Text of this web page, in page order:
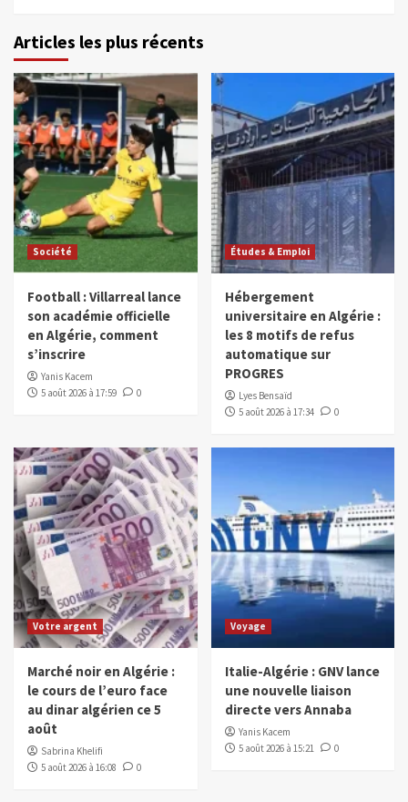
Articles les plus récents
Société
Football : Villarreal lance
son académie officielle
en Algérie, comment
s’inscrire
Yanis Kacem
5 août 2026 à 17:59
0
Études & Emploi
Hébergement
universitaire en Algérie :
les 8 motifs de refus
automatique sur
PROGRES
Lyes Bensaïd
5 août 2026 à 17:34
0
Votre argent
Marché noir en Algérie :
le cours de l’euro face
au dinar algérien ce 5
août
Sabrina Khelifi
5 août 2026 à 16:08
0
Voyage
Italie-Algérie : GNV lance
une nouvelle liaison
directe vers Annaba
Yanis Kacem
5 août 2026 à 15:21
0